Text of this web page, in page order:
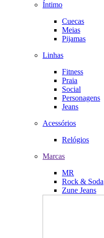
Íntimo
Cuecas
Meias
Pijamas
Linhas
Fitness
Praia
Social
Personagens
Jeans
Acessórios
Relógios
Marcas
MR
Rock & Soda
Zune Jeans